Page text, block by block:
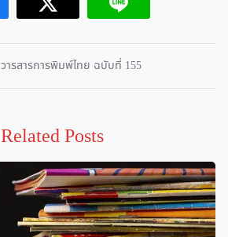
วารสารการพิมพ์ไทย ฉบับที่ 155
Related Posts